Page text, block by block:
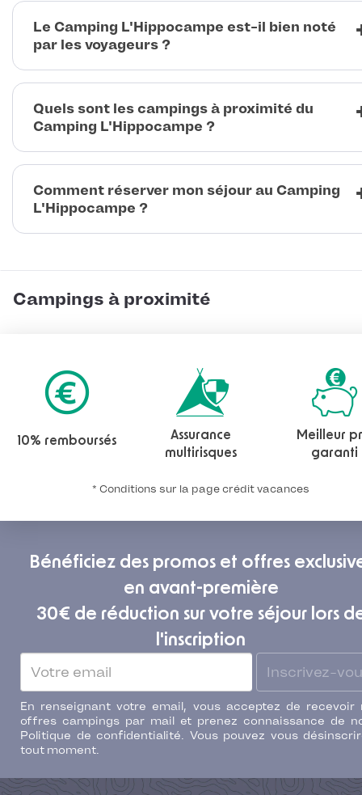
Le Camping L'Hippocampe est-il bien noté
par les voyageurs ?
Quels sont les campings à proximité du
Camping L'Hippocampe ?
Comment réserver mon séjour au Camping
L'Hippocampe ?
Campings à proximité
10% remboursés
Assurance
multirisques
Meilleur
garanti
* Conditions sur la page crédit vacances
Bénéficiez des promos et offres
en avant-première
30€ de réduction sur votre séjour lors
l'inscription
Inscrivez-
En renseignant votre email, vous acceptez de recevoir
offres campings par mail et prenez connaissance de
Politique de confidentialité. Vous pouvez vous
tout moment.